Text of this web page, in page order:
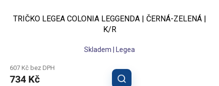
TRIČKO LEGEA COLONIA LEGGENDA | ČERNÁ-ZELENÁ |
K/R
Skladem | Legea
607 Kč bez DPH
734 Kč